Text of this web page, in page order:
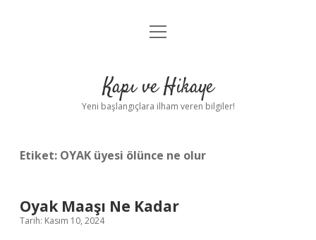
Anasayfa
Yasal Uyarı
menüyü
Kapı ve Hikaye
Yeni başlangıçlara ilham veren bilgiler!
Etiket: OYAK üyesi ölünce ne olur
Oyak Maaşı Ne Kadar
Tarih: Kasım 10, 2024